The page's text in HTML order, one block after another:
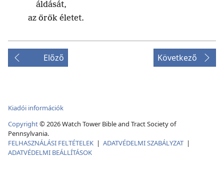
áldását,
az örök életet.
Előző Következő
Kiadói információk
Copyright©2026Watch Tower Bible and Tract Society of
Pennsylvania.
FELHASZNÁLÁSI FELTÉTELEK | ADATVÉDELMI SZABÁLYZAT |
ADATVÉDELMI BEÁLLÍTÁSOK